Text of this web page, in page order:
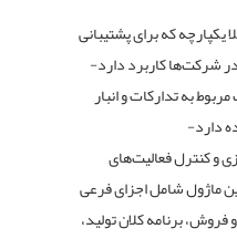
یکپارچه که برای پشتیبانی
شرکت‌ها کاربرد دارد-
به تدارکات و انبار
دارد-
و کنترل فعالیت‌های
ماژول شامل اجزای فرعی
فروش‌، برنامه کلان تولید،